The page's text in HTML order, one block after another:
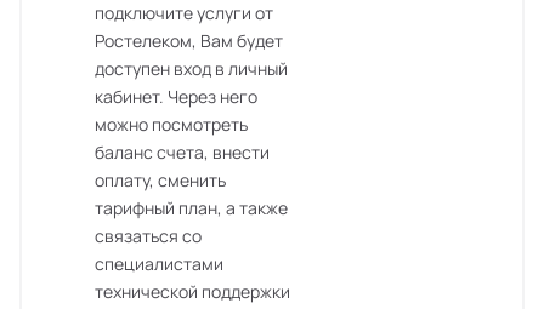
подключите услуги от
Ростелеком, Вам будет
доступен вход в личный
кабинет. Через него
можно посмотреть
баланс счета, внести
оплату, сменить
тарифный план, а также
связаться со
специалистами
технической поддержки